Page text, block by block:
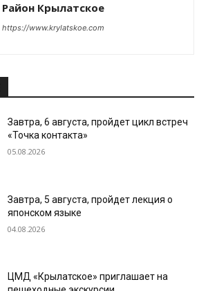
Район Крылатское
https://www.krylatskoe.com
Завтра, 6 августа, пройдет цикл встреч
«Точка контакта»
05.08.2026
Завтра, 5 августа, пройдет лекция о
японском языке
04.08.2026
ЦМД «Крылатское» приглашает на